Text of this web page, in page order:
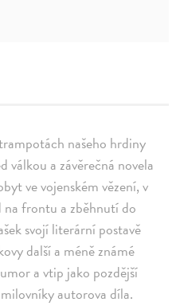
našeho hrdiny
válkou a závěrečná novela
ve vojenském vězení, v
na frontu a zběhnutí do
svojí literární postavě
další a méně známé
a vtip jako pozdější
autorova díla.